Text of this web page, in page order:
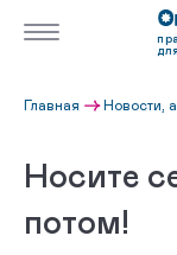
Главная Новости,
Носите
потом!